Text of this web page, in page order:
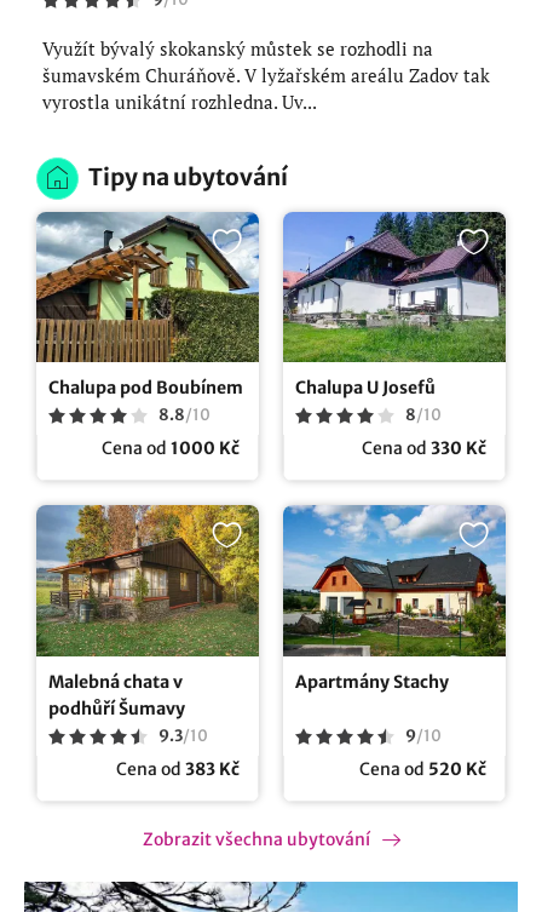
Využít bývalý skokanský můstek se rozhodli na
šumavském Churáňově. V lyžařském areálu Zadov tak
vyrostla unikátní rozhledna. Uv...
Tipy na ubytování
Chalupa pod Boubínem
8.8/10
Cena od 1000 Kč
Chalupa U Josefů
8/10
Cena od 330 Kč
Malebná chata v
podhůří Šumavy
9.3/10
Cena od 383 Kč
Apartmány Stachy
9/10
Cena od 520 Kč
Zobrazit všechna ubytování